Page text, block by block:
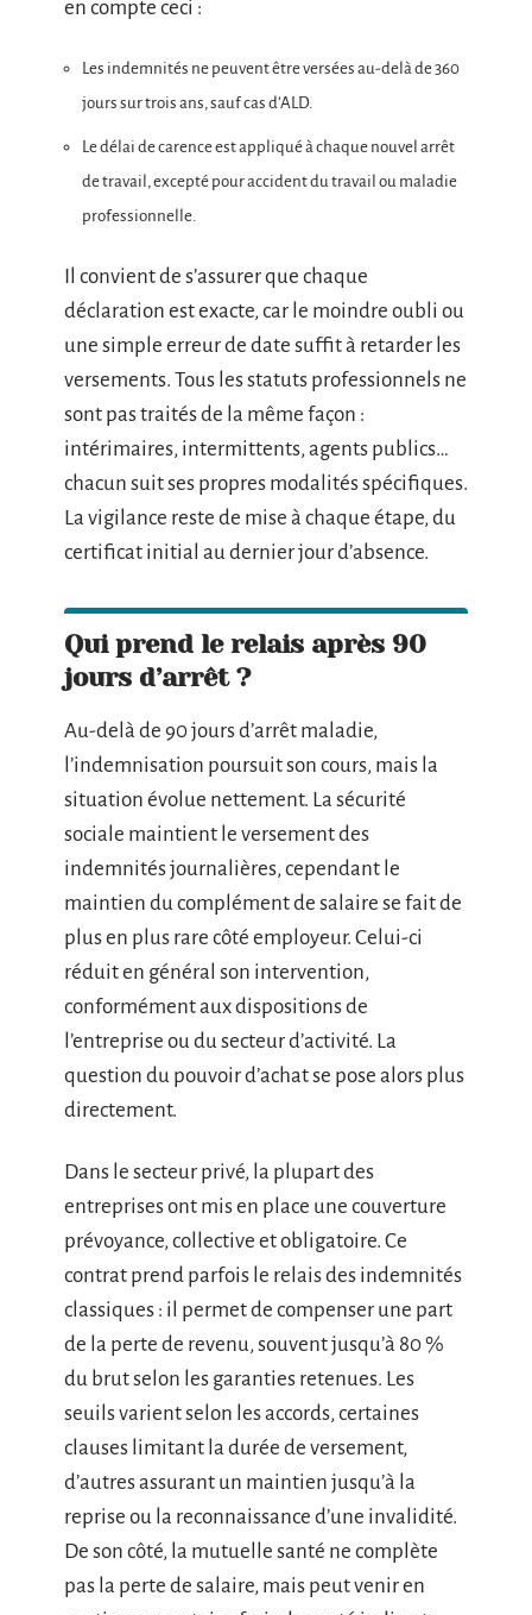
en compte ceci :
Les indemnités ne peuvent être versées au-delà de 360
jours sur trois ans, sauf cas d’ALD.
Le délai de carence est appliqué à chaque nouvel arrêt
de travail, excepté pour accident du travail ou maladie
professionnelle.
Il convient de s’assurer que chaque
déclaration est exacte, car le moindre oubli ou
une simple erreur de date suffit à retarder les
versements. Tous les statuts professionnels ne
sont pas traités de la même façon :
intérimaires, intermittents, agents publics…
chacun suit ses propres modalités spécifiques.
La vigilance reste de mise à chaque étape, du
certificat initial au dernier jour d’absence.
Qui prend le relais après 90
jours d’arrêt ?
Au-delà de 90 jours d’arrêt maladie,
l’indemnisation poursuit son cours, mais la
situation évolue nettement. La sécurité
sociale maintient le versement des
indemnités journalières, cependant le
maintien du complément de salaire se fait de
plus en plus rare côté employeur. Celui-ci
réduit en général son intervention,
conformément aux dispositions de
l’entreprise ou du secteur d’activité. La
question du pouvoir d’achat se pose alors plus
directement.
Dans le secteur privé, la plupart des
entreprises ont mis en place une couverture
prévoyance, collective et obligatoire. Ce
contrat prend parfois le relais des indemnités
classiques : il permet de compenser une part
de la perte de revenu, souvent jusqu’à 80 %
du brut selon les garanties retenues. Les
seuils varient selon les accords, certaines
clauses limitant la durée de versement,
d’autres assurant un maintien jusqu’à la
reprise ou la reconnaissance d’une invalidité.
De son côté, la mutuelle santé ne complète
pas la perte de salaire, mais peut venir en